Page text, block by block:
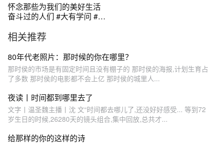
怀念那些为我们的美好生活
奋斗过的人们 #大有学问 #和
国农民丰收节
相关推荐
80年代老照片：那时候的你在哪里？
那时侯的市场是有固定时间且没有棚子的 那时侯的海报,计划生育占
了多数 那时侯的电影都不会上亿 那时侯的城里人...
夜读丨时间都到哪里去了
文字丨温圣魏主播丨沈 文“时间都去哪儿了,还没好好感受... 等到72
岁生日的时候,26280天的镜头组合,集中回放,总共才...
给那样的你的这样的诗